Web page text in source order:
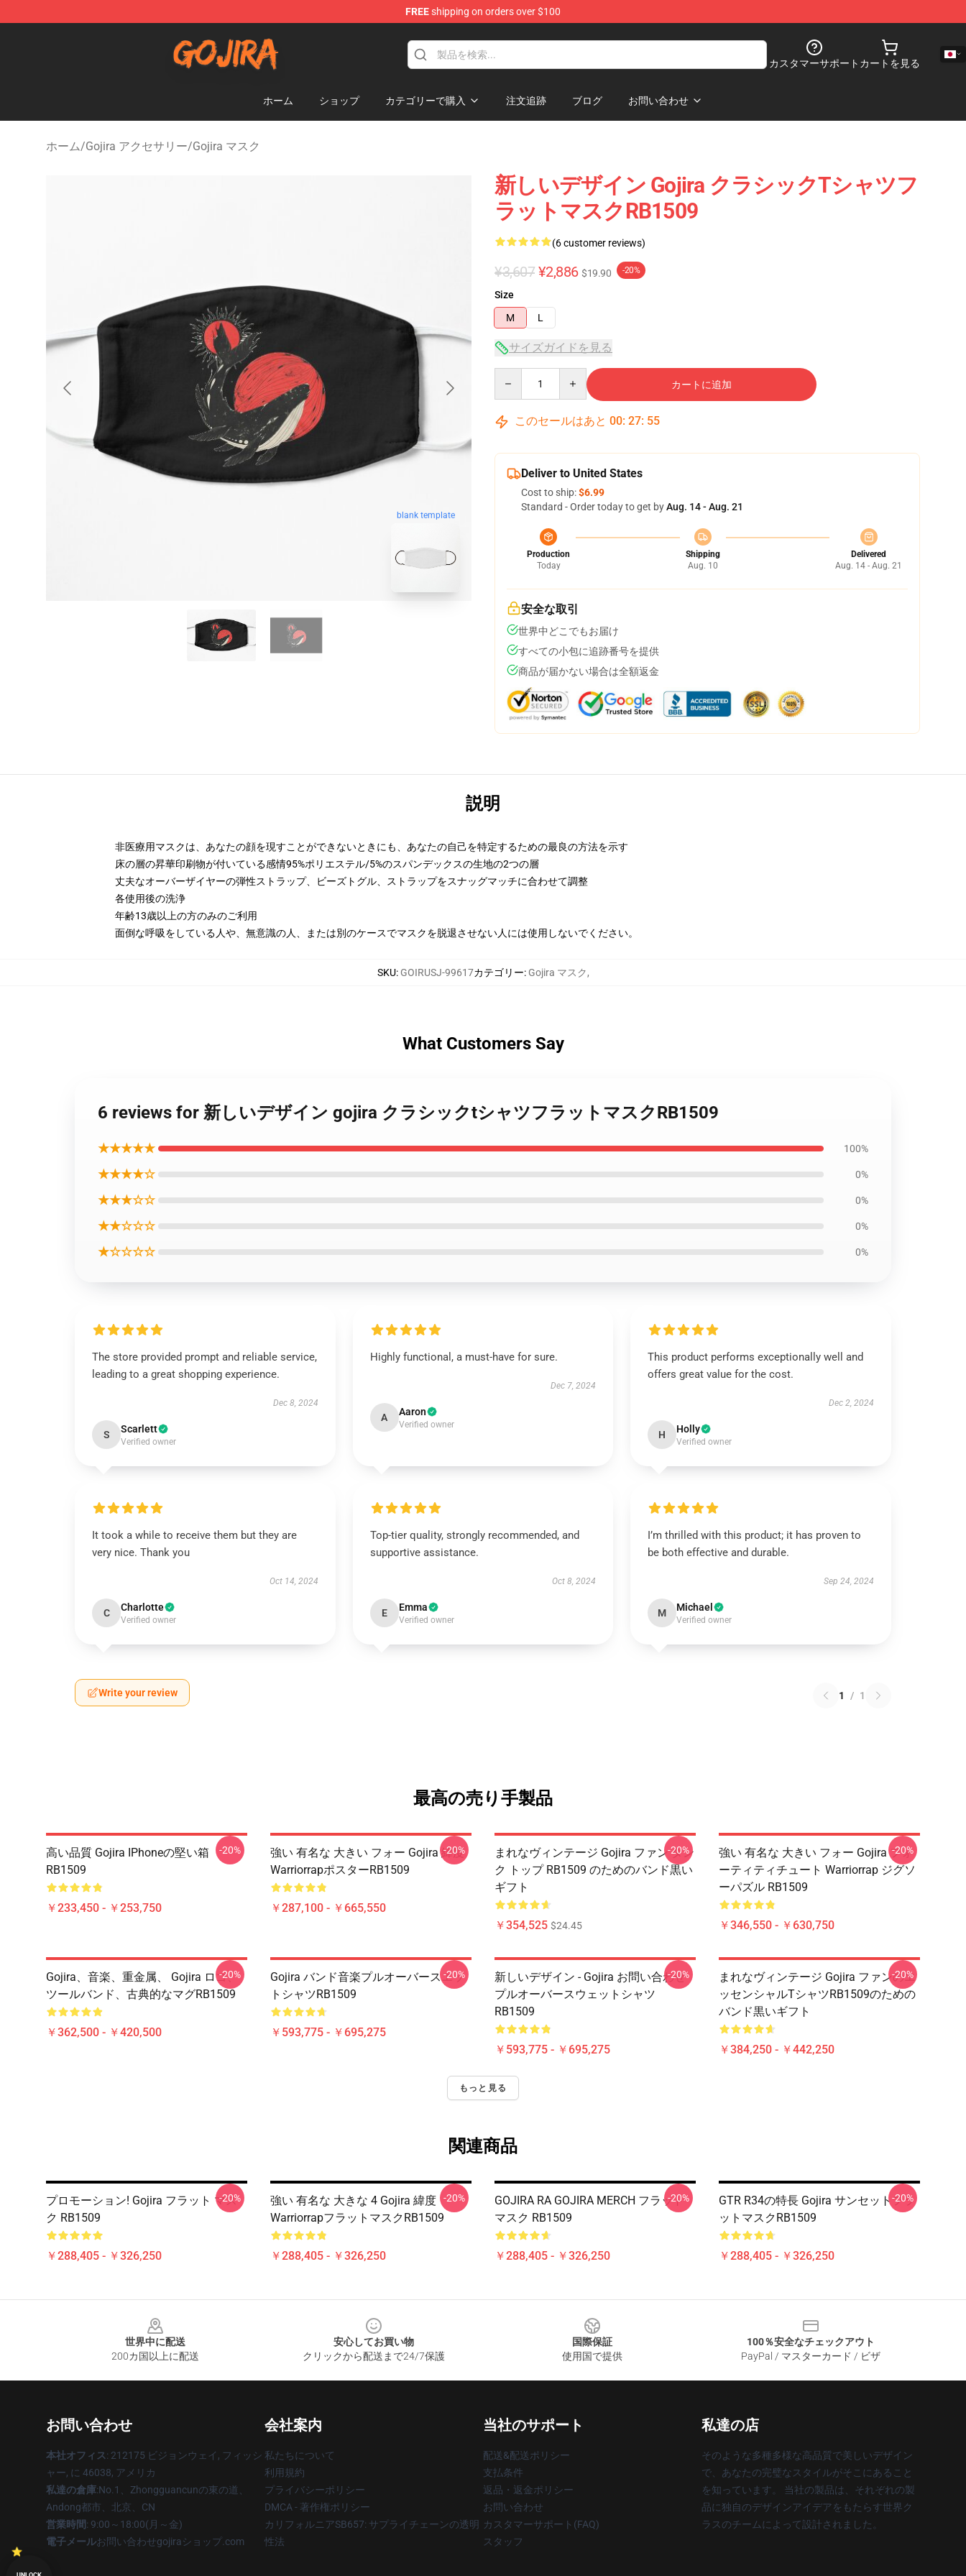
FREEshipping on orders over $100
カスタマーサポート カートを見る
ホーム ショップ カテゴリーで購入 注文追跡 ブログ お問い合わせ
ホーム/Gojira アクセサリー/Gojira マスク
blank template
新しいデザイン Gojira クラシックtシャツフ
ラットマスクRB1509
(6 customer reviews)
¥3,607 ¥2,886 $19.90 -20%
Size
M
L
サイズガイドを見る
カートに追加
このセールはあと 00: 27: 54
Deliver to United States
Cost to ship:$6.99
Standard - Order today to get byAug. 14 - Aug. 21
Production
Today
Shipping
Aug. 10
Delivered
Aug. 14 - Aug. 21
安全な取引
世界中どこでもお届け
すべての小包に追跡番号を提供
商品が届かない場合は全額返金
説明
非医療用マスクは、あなたの顔を現すことができないときにも、あなたの自己を特定するための最良の方法を示す
床の層の昇華印刷物が付いている感情95%ポリエステル/5%のスパンデックスの生地の2つの層
丈夫なオーバーザイヤーの弾性ストラップ、ビーズトグル、ストラップをスナッグマッチに合わせて調整
各使用後の洗浄
年齢13歳以上の方のみのご利用
面倒な呼吸をしている人や、無意識の人、または別のケースでマスクを脱退させない人には使用しないでください。
SKU: GOIRUSJ-99617カテゴリー: Gojira マスク,
What Customers Say
6 reviews for 新しいデザイン gojira クラシックtシャツフラットマスクRB1509
★★★★★ 100%
★★★★☆ 0%
★★★☆☆ 0%
★★☆☆☆ 0%
★☆☆☆☆ 0%
The store provided prompt and reliable service,
leading to a great shopping experience.
Dec 8, 2024
S Scarlett
Verified owner
Highly functional, a must-have for sure.
Dec 7, 2024
A Aaron
Verified owner
This product performs exceptionally well and
offers great value for the cost.
Dec 2, 2024
H Holly
Verified owner
It took a while to receive them but they are
very nice. Thank you
Oct 14, 2024
C Charlotte
Verified owner
Top-tier quality, strongly recommended, and
supportive assistance.
Oct 8, 2024
E Emma
Verified owner
I’m thrilled with this product; it has proven to
be both effective and durable.
Sep 24, 2024
M Michael
Verified owner
Write your review 1 / 1
最高の売り手製品
高い品質 Gojira IPhoneの堅い箱
RB1509
￥233,450 - ￥253,750
-20%
強い 有名な 大きい フォー Gojira 緯度
WarriorrapポスターRB1509
￥287,100 - ￥665,550
-20%
まれなヴィンテージ Gojira ファン タン
ク トップ RB1509 のためのバンド黒い
ギフト
￥354,525 $24.45
-20%
強い 有名な 大きい フォー Gojira フォ
ーティティチュート Warriorrap ジグソ
ーパズル RB1509
￥346,550 - ￥630,750
-20%
Gojira、音楽、重金属、 Gojira ロゴ、
ツールバンド、古典的なマグRB1509
￥362,500 - ￥420,500
-20%
Gojira バンド音楽プルオーバースエッ
トシャツRB1509
￥593,775 - ￥695,275
-20%
新しいデザイン - Gojira お問い合わせ
プルオーバースウェットシャツ
RB1509
￥593,775 - ￥695,275
-20%
まれなヴィンテージ Gojira ファンのエ
ッセンシャルTシャツRB1509のための
バンド黒いギフト
￥384,250 - ￥442,250
-20%
もっと見る
関連商品
プロモーション! Gojira フラット マス
ク RB1509
￥288,405 - ￥326,250
-20%
強い 有名な 大きな 4 Gojira 緯度
WarriorrapフラットマスクRB1509
￥288,405 - ￥326,250
-20%
GOJIRA RA GOJIRA MERCH フラット
マスク RB1509
￥288,405 - ￥326,250
-20%
GTR R34の特長 Gojira サンセットフラ
ットマスクRB1509
￥288,405 - ￥326,250
-20%
世界中に配送
200カ国以上に配送
安心してお買い物
クリックから配送まで24/7保護
国際保証
使用国で提供
100％安全なチェックアウト
PayPal / マスターカード / ビザ
お問い合わせ
本社オフィス: 212175 ビジョンウェイ, フィッシ
ャー, に 46038, アメリカ
私達の倉庫:No.1、Zhongguancunの東の道、
Andong都市、北京、CN
営業時間: 9:00～18:00(月～金)
電子メールお問い合わせgojiraショップ.com
会社案内
私たちについて
利用規約
プライバシーポリシー
DMCA - 著作権ポリシー
カリフォルニアSB657: サプライチェーンの透明
性法
当社のサポート
配送&配送ポリシー
支払条件
返品・返金ポリシー
お問い合わせ
カスタマーサポート(FAQ)
スタッフ
私達の店
そのような多種多様な高品質で美しいデザイン
で、あなたの完璧なスタイルがそこにあること
を知っています。 当社の製品は、それぞれの製
品に独自のデザインアイデアをもたらす世界ク
ラスのチームによって設計されました。